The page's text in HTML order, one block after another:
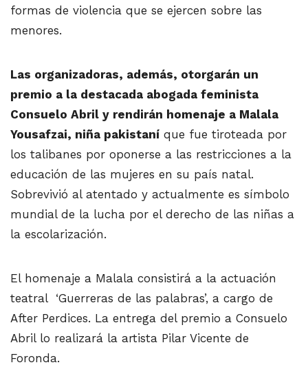
formas de violencia que se ejercen sobre las
menores.
Las organizadoras, además, otorgarán un
premio a la destacada abogada feminista
Consuelo Abril y rendirán homenaje a Malala
Yousafzai, niña pakistaní que fue tiroteada por
los talibanes por oponerse a las restricciones a la
educación de las mujeres en su país natal.
Sobrevivió al atentado y actualmente es símbolo
mundial de la lucha por el derecho de las niñas a
la escolarización.
El homenaje a Malala consistirá a la actuación
teatral ‘Guerreras de las palabras’, a cargo de
After Perdices. La entrega del premio a Consuelo
Abril lo realizará la artista Pilar Vicente de
Foronda.